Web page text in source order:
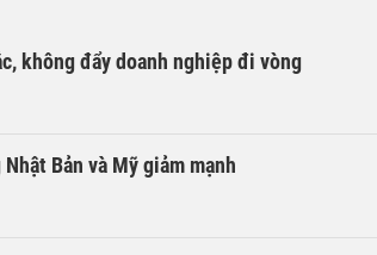
không đẩy doanh nghiệp đi vòng
Bản và Mỹ giảm mạnh